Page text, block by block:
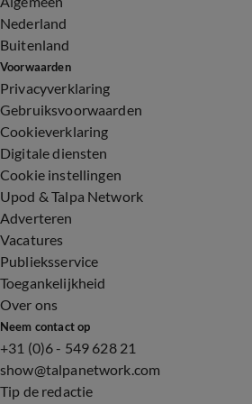
Nederland
Buitenland
Voorwaarden
Privacyverklaring
Gebruiksvoorwaarden
Cookieverklaring
Digitale diensten
Cookie instellingen
Upod & Talpa Network
Adverteren
Vacatures
Publieksservice
Toegankelijkheid
Over ons
Neem contact op
+31 (0)6 - 549 628 21
show@talpanetwork.com
Tip de redactie